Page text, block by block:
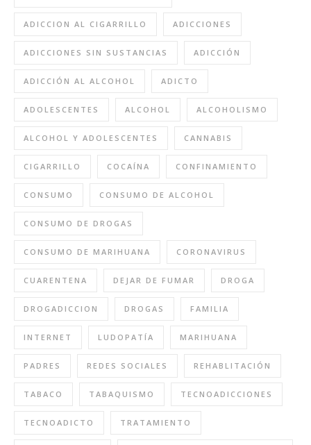
ADICCION AL CIGARRILLO ADICCIONES
ADICCIONES SIN SUSTANCIAS ADICCIÓN
ADICCIÓN AL ALCOHOL ADICTO
ADOLESCENTES ALCOHOL ALCOHOLISMO
ALCOHOL Y ADOLESCENTES CANNABIS
CIGARRILLO COCAÍNA CONFINAMIENTO
CONSUMO CONSUMO DE ALCOHOL
CONSUMO DE DROGAS
CONSUMO DE MARIHUANA CORONAVIRUS
CUARENTENA DEJAR DE FUMAR DROGA
DROGADICCION DROGAS FAMILIA
INTERNET LUDOPATÍA MARIHUANA
PADRES REDES SOCIALES REHABLITACIÓN
TABACO TABAQUISMO TECNOADICCIONES
TECNOADICTO TRATAMIENTO